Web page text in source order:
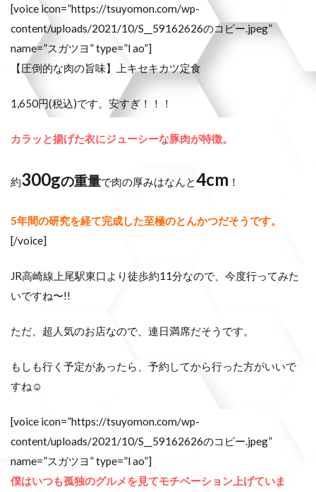
[voice icon=”https://tsuyomon.com/wp-
content/uploads/2021/10/S__59162626のコピー.jpeg”
name=”スガツヨ” type=”l ao”]
【圧倒的な肉の旨味】上キセキカツ定食
1,650円(税込)です。安すぎ！！！
カラッと揚げた衣にジューシーな豚肉が特徴。
約300gの重量で肉の厚みはなんと4cm ！
5年間の研究を経て完成した至極のとんかつだそうです。
[/voice]
JR高崎線上尾駅東口より徒歩約11分なので、今度行ってみた
いですね〜!!
ただ、超人気のお店なので、連日満席だそうです。
もしも行く予定があったら、予約してから行った方がいいで
すね☺️
[voice icon=”https://tsuyomon.com/wp-
content/uploads/2021/10/S__59162626のコピー.jpeg”
name=”スガツヨ” type=”l ao”]
僕はいつも孤独のグルメを見てモチベーション上げていま